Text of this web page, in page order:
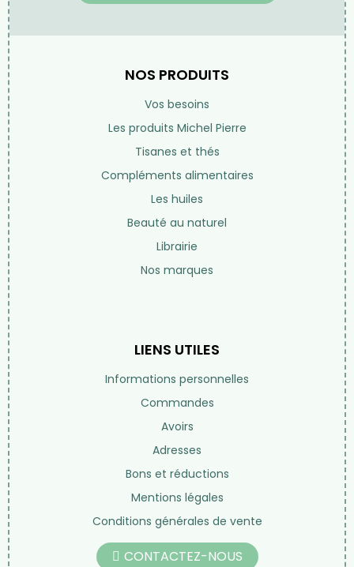
NOS PRODUITS
Vos besoins
Les produits Michel Pierre
Tisanes et thés
Compléments alimentaires
Les huiles
Beauté au naturel
Librairie
Nos marques
LIENS UTILES
Informations personnelles
Commandes
Avoirs
Adresses
Bons et réductions
Mentions légales
Conditions générales de vente
CONTACTEZ-NOUS